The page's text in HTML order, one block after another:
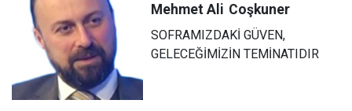
Mehmet Ali Coşkuner
SOFRAMIZDAKİ GÜVEN,
GELECEĞİMİZİN TEMİNATIDIR